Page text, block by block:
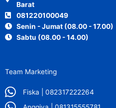
Barat
081220100049
Senin - Jumat (08.00 - 17.00)
Sabtu (08.00 - 14.00)
Team Marketing
Fiska | 082317222264